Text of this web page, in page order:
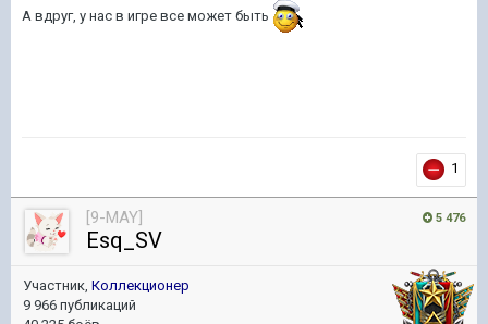
А вдруг, у нас в игре все может быть
1
5 476
[9-MAY]
Esq_SV
Участник, Коллекционер
9 966 публикаций